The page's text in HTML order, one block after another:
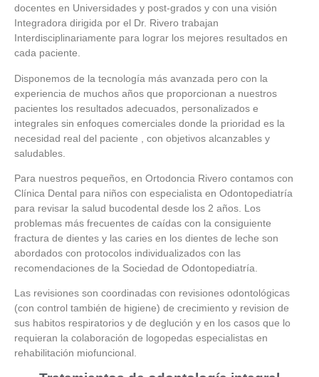
docentes en Universidades y post-grados y con una visión
Integradora dirigida por el Dr. Rivero trabajan
Interdisciplinariamente para lograr los mejores resultados en
cada paciente.
Disponemos de la tecnología más avanzada pero con la
experiencia de muchos años que proporcionan a nuestros
pacientes los resultados adecuados, personalizados e
integrales sin enfoques comerciales donde la prioridad es la
necesidad real del paciente , con objetivos alcanzables y
saludables.
Para nuestros pequeños, en Ortodoncia Rivero contamos con
Clínica Dental para niños con especialista en Odontopediatría
para revisar la salud bucodental desde los 2 años. Los
problemas más frecuentes de caídas con la consiguiente
fractura de dientes y las caries en los dientes de leche son
abordados con protocolos individualizados con las
recomendaciones de la Sociedad de Odontopediatría.
Las revisiones son coordinadas con revisiones odontológicas
(con control también de higiene) de crecimiento y revision de
sus habitos respiratorios y de deglución y en los casos que lo
requieran la colaboración de logopedas especialistas en
rehabilitación miofuncional.